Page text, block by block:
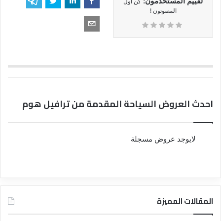
المصوتون !
احدث العروض السياحة المقدمة من ترافيل هوم
لايوجد عروض مسجلة
المقالات المميزة